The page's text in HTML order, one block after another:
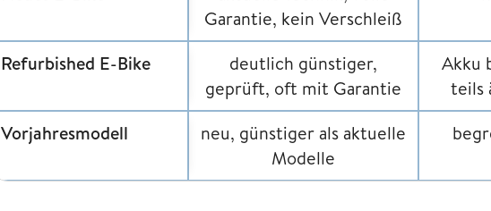
Garantie, kein Verschleiß
Refurbished E-Bike
deutlich günstiger,
geprüft, oft mit Garantie
Akku
teils
Vorjahresmodell
neu, günstiger als aktuelle
Modelle